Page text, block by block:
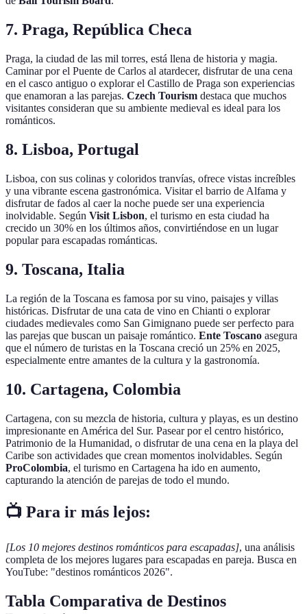
7. Praga, República Checa
Praga, la ciudad de las mil torres, está llena de historia y magia.
Caminar por el Puente de Carlos al atardecer, disfrutar de una cena
en el casco antiguo o explorar el Castillo de Praga son experiencias
que enamoran a las parejas. Czech Tourism destaca que muchos
visitantes consideran que su ambiente medieval es ideal para los
románticos.
8. Lisboa, Portugal
Lisboa, con sus colinas y coloridos tranvías, ofrece vistas increíbles
y una vibrante escena gastronómica. Visitar el barrio de Alfama y
disfrutar de fados al caer la noche puede ser una experiencia
inolvidable. Según Visit Lisbon, el turismo en esta ciudad ha
crecido un 30% en los últimos años, convirtiéndose en un lugar
popular para escapadas románticas.
9. Toscana, Italia
La región de la Toscana es famosa por su vino, paisajes y villas
históricas. Disfrutar de una cata de vino en Chianti o explorar
ciudades medievales como San Gimignano puede ser perfecto para
las parejas que buscan un paisaje romántico. Ente Toscano asegura
que el número de turistas en la Toscana creció un 25% en 2025,
especialmente entre amantes de la cultura y la gastronomía.
10. Cartagena, Colombia
Cartagena, con su mezcla de historia, cultura y playas, es un destino
impresionante en América del Sur. Pasear por el centro histórico,
Patrimonio de la Humanidad, o disfrutar de una cena en la playa del
Caribe son actividades que crean momentos inolvidables. Según
ProColombia, el turismo en Cartagena ha ido en aumento,
capturando la atención de parejas de todo el mundo.
📺 Para ir más lejos:
[Los 10 mejores destinos románticos para escapadas], una análisis
completa de los mejores lugares para escapadas en pareja. Busca en
YouTube: "destinos románticos 2026".
Tabla Comparativa de Destinos